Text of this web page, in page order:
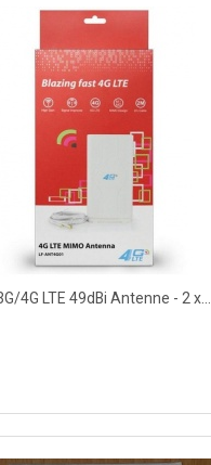
4G LTE 49dBi Antenne - 2 x...